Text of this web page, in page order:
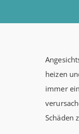
heizen
immer
Schäden